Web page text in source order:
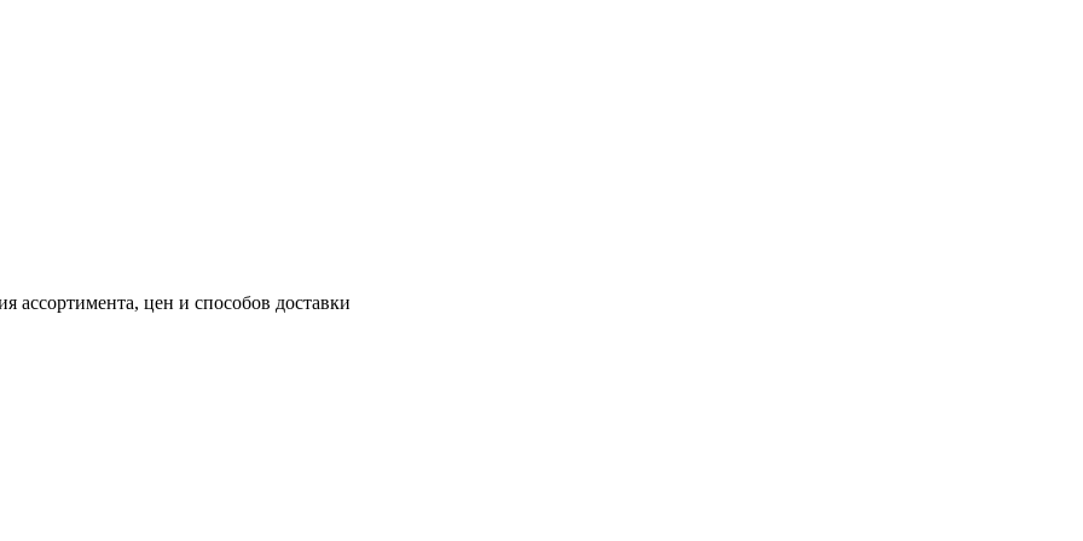
ассортимента, цен и способов доставки